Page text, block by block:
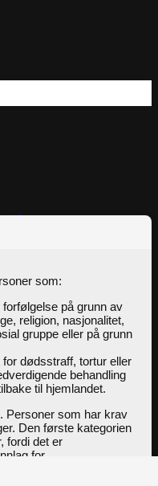
som:
på grunn av
religion, nasjonalitet,
gruppe eller på grunn
dødsstraff, tortur eller
behandling
til hjemlandet.
Personer som har krav
Den første kategorien
fordi det er
for
får beskyttelse/asyl i